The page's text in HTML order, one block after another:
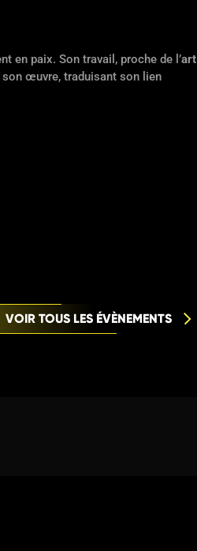
en paix. Son travail, proche de l’art
œuvre, traduisant son lien
VOIR TOUS LES ÉVÈNEMENTS